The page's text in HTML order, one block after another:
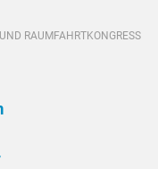
RAUMFAHRTKONGRESS